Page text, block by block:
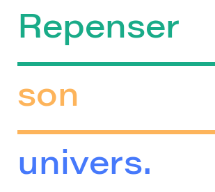
Repenser
son
univers.